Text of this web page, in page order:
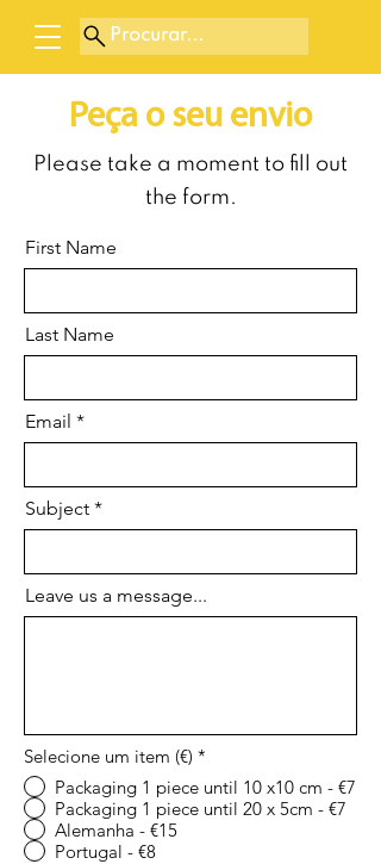
Procurar...
Peça o seu envio
Please take a moment to fill out
the form.
First Name
Last Name
Email
Subject
Leave us a message...
Selecione um item (€) *
Packaging 1 piece until 10 x10 cm - €7
Packaging 1 piece until 20 x 5cm - €7
Alemanha - €15
Portugal - €8